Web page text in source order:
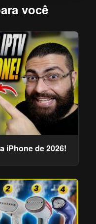
você
iPhone de 2026!